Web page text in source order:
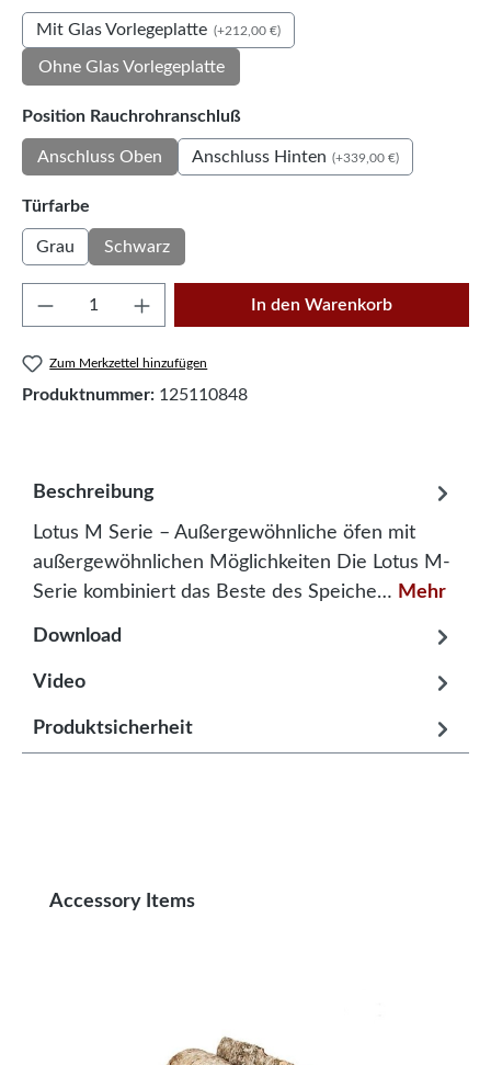
Mit Glas Vorlegeplatte (+212,00 €)
Ohne Glas Vorlegeplatte
Position Rauchrohranschlußauswählen
Anschluss Oben Anschluss Hinten (+339,00 €)
Türfarbe
Grau Schwarz
Produkt Anzahl: Gib den gewünschten
In den Warenkorb
Zum Merkzettel hinzufügen
Produktnummer: 125110848
Beschreibung
Lotus M Serie – Außergewöhnliche öfen mit
außergewöhnlichen Möglichkeiten Die Lotus M-
Serie kombiniert das Beste des Speiche… Mehr
Download
Video
Produktsicherheit
Produktgalerie überspringen
Accessory Items